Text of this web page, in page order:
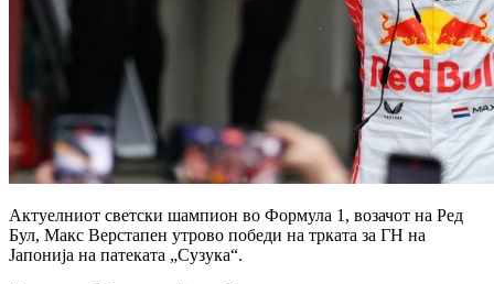
Актуелниот светски шампион во Формула 1, возачот на Ред
Бул, Макс Верстапен утрово победи на трката за ГН на
Јапонија на патеката „Сузука“.